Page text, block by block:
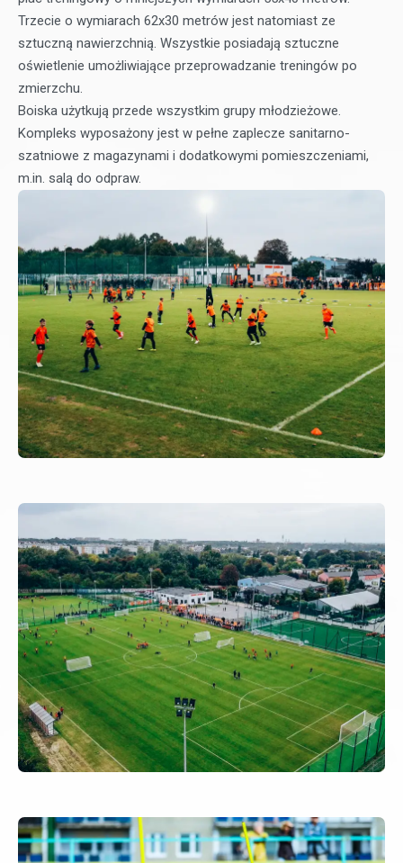
Trzecie o wymiarach 62x30 metrów jest natomiast ze
sztuczną nawierzchnią. Wszystkie posiadają sztuczne
oświetlenie umożliwiające przeprowadzanie treningów po
zmierzchu.
Boiska użytkują przede wszystkim grupy młodzieżowe.
Kompleks wyposażony jest w pełne zaplecze sanitarno-
szatniowe z magazynami i dodatkowymi pomieszczeniami,
m.in. salą do odpraw.